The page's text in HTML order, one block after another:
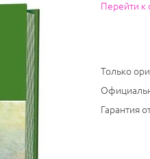
Перейти к
Только
Гарантия